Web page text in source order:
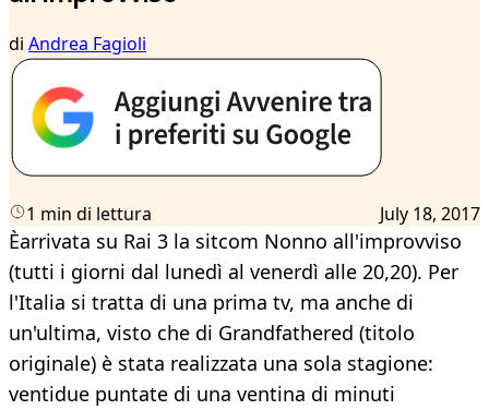
di Andrea Fagioli
1 min di lettura July 18, 2017
Èarrivata su Rai 3 la sitcom Nonno all'improvviso
(tutti i giorni dal lunedì al venerdì alle 20,20). Per
l'Italia si tratta di una prima tv, ma anche di
un'ultima, visto che di Grandfathered (titolo
originale) è stata realizzata una sola stagione:
ventidue puntate di una ventina di minuti